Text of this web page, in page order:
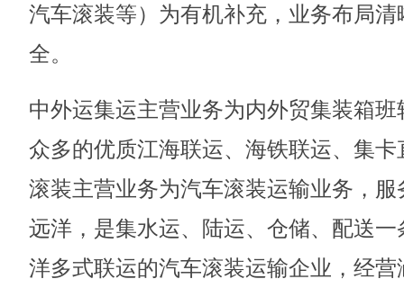
汽车滚装等）为有机补充，业务布局
全。
中外运集运主营业务为内外贸集装箱
众多的优质江海联运、海铁联运、集
滚装主营业务为汽车滚装运输业务，
远洋，是集水运、陆运、仓储、配送
洋多式联运的汽车滚装运输企业，经